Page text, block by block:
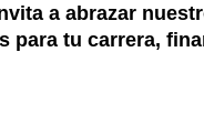
a abrazar
tu carrera,